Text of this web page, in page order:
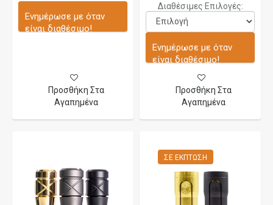
Ενημέρωσε με όταν
είναι διαθέσιμο!
Προσθήκη Στα
Αγαπημένα
Διαθέσιμες Επιλογές:
Ενημέρωσε με όταν
είναι διαθέσιμο!
Προσθήκη Στα
Αγαπημένα
ΣΕ ΈΚΠΤΩΣΗ